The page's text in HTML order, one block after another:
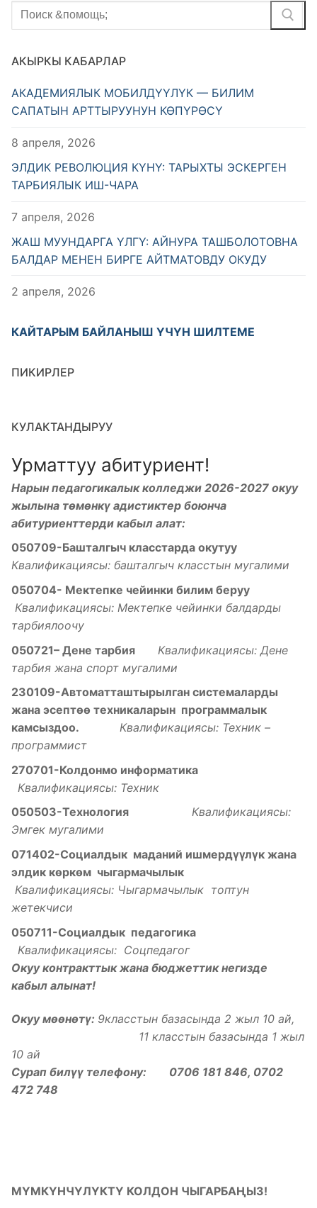
Найти:
АКЫРКЫ КАБАРЛАР
АКАДЕМИЯЛЫК МОБИЛДҮҮЛҮК — БИЛИМ
САПАТЫН АРТТЫРУУНУН КӨПҮРӨСҮ
8 апреля, 2026
ЭЛДИК РЕВОЛЮЦИЯ КҮНҮ: ТАРЫХТЫ ЭСКЕРГЕН
ТАРБИЯЛЫК ИШ-ЧАРА
7 апреля, 2026
ЖАШ МУУНДАРГА ҮЛГҮ: АЙНУРА ТАШБОЛОТОВНА
БАЛДАР МЕНЕН БИРГЕ АЙТМАТОВДУ ОКУДУ
2 апреля, 2026
КАЙТАРЫМ БАЙЛАНЫШ ҮЧҮН ШИЛТЕМЕ
ПИКИРЛЕР
КУЛАКТАНДЫРУУ
Урматтуу абитуриент!
Нарын педагогикалык колледжи 2026-2027 окуу
жылына төмөнкү адистиктер боюнча
абитуриенттерди кабыл алат:
050709-Башталгыч класстарда окутуу
Квалификациясы: башталгыч класстын мугалими
050704- Мектепке чейинки билим беруу
Квалификациясы: Мектепке чейинки балдарды
тарбиялоочу
050721– Дене тарбия
Квалификациясы: Дене
тарбия жана спорт мугалими
230109-Автоматташтырылган системаларды
жана эсептѳѳ техникаларын программалык
камсыздоо.
Квалификациясы: Техник –
программист
270701-Колдонмо информатика
Квалификациясы: Техник
050503-Технология
Квалификациясы:
Эмгек мугалими
071402-Социалдык маданий ишмердүүлүк жана
элдик кѳркѳм чыгармачылык
Квалификациясы: Чыгармачылык топтун
жетекчиси
050711-Социалдык педагогика
Квалификациясы: Соцпедагог
Окуу контракттык жана бюджеттик негизде
кабыл алынат!
Окуу мөөнөтү: 9класстын базасында 2 жыл 10 ай,
11 класстын базасында 1 жыл
10 ай
Сурап билүү телефону: 0706 181 846, 0702
472 748
МҮМКҮНЧҮЛҮКТҮ КОЛДОН ЧЫГАРБАҢЫЗ!